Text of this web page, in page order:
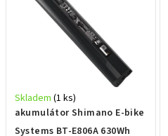
akumulátor Shimano E-bike
Systems BT-E806A 630Wh
Skladem (1 ks)